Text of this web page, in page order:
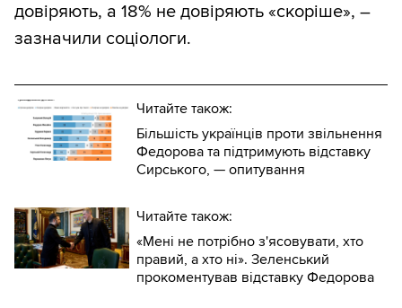
довіряють, а 18% не довіряють «скоріше», –
зазначили соціологи.
Читайте також:
Більшість українців проти звільнення
Федорова та підтримують відставку
Сирського, — опитування
Читайте також:
«Мені не потрібно з'ясовувати, хто
правий, а хто ні». Зеленський
прокоментував відставку Федорова